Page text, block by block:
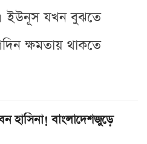
ইউনূস যখন বুঝতে
ক্ষমতায় থাকতে
হাসিনা! বাংলাদেশজুড়ে